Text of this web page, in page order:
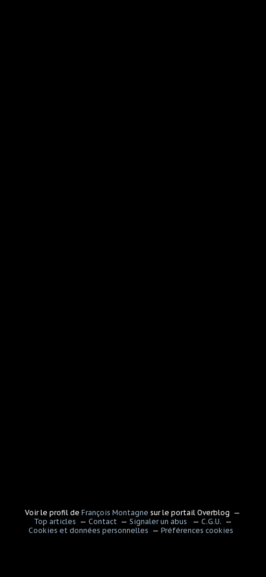
Voir le profil deFrançois Montagne sur le portail Overblog
Top articles
Contact Signaler un abus
C.G.U.
Cookies et données personnelles
Préférences cookies